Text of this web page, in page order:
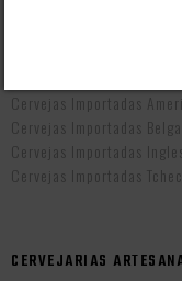
Cervejas Importadas
Cervejas Importadas
Cervejas Importadas
Cervejas Importadas
CERVEJARIAS